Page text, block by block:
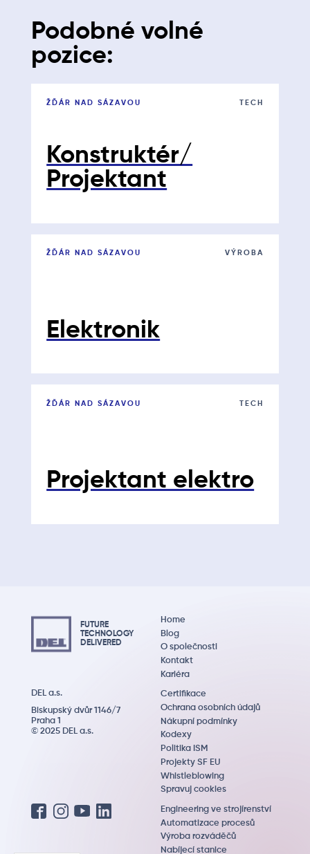
Podobné volné
pozice:
ŽĎÁR NAD SÁZAVOU TECH
Konstruktér/
Projektant
ŽĎÁR NAD SÁZAVOU VÝROBA
Elektronik
ŽĎÁR NAD SÁZAVOU TECH
Projektant elektro
FUTURE
TECHNOLOGY
DEL IVERED
Certifikace
Ochrana osobních údajů
Nákupní podmínky
Kodexy
Politika ISM
Projekty SF EU
Whistleblowing
Spravuj cookies
Home
Blog
O společnosti
Kontakt
Kariéra
Engineering ve strojírenství
Automatizace procesů
Výroba rozváděčů
Nabíjecí stanice
DEL a.s.
Biskupský dvůr 1146/7
Praha 1
© 2025 DEL a.s.